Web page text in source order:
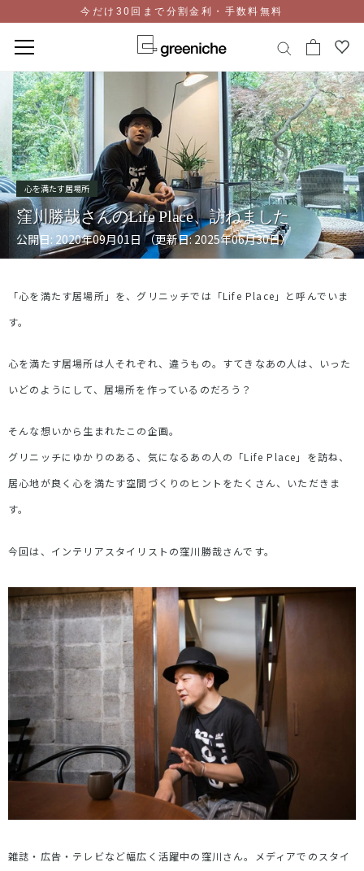
ツ
に
ス
キ
今だけ30回まで分割金利・手数料無料
心を満たす居場所
窪川勝哉さんのLife Place、訪ねました
公開日: 2020年09月01日 （更新日: 2025年06月30日）
「心を満たす居場所」を、グリニッチでは「Life Place」と呼んでいま
す。
心を満たす居場所は人それぞれ、違うもの。すてきなあの人は、いった
いどのようにして、居場所を作っているのだろう？
そんな想いから生まれたこの企画。
グリニッチにゆかりのある、気になるあの人の「Life Place」を訪ね、
居心地が良く心を満たす空間づくりのヒントをたくさん、いただきま
す。
今回は、インテリアスタイリストの窪川勝哉さんです。
雑誌・広告・テレビなど幅広く活躍中の窪川さん。メディアでのスタイ